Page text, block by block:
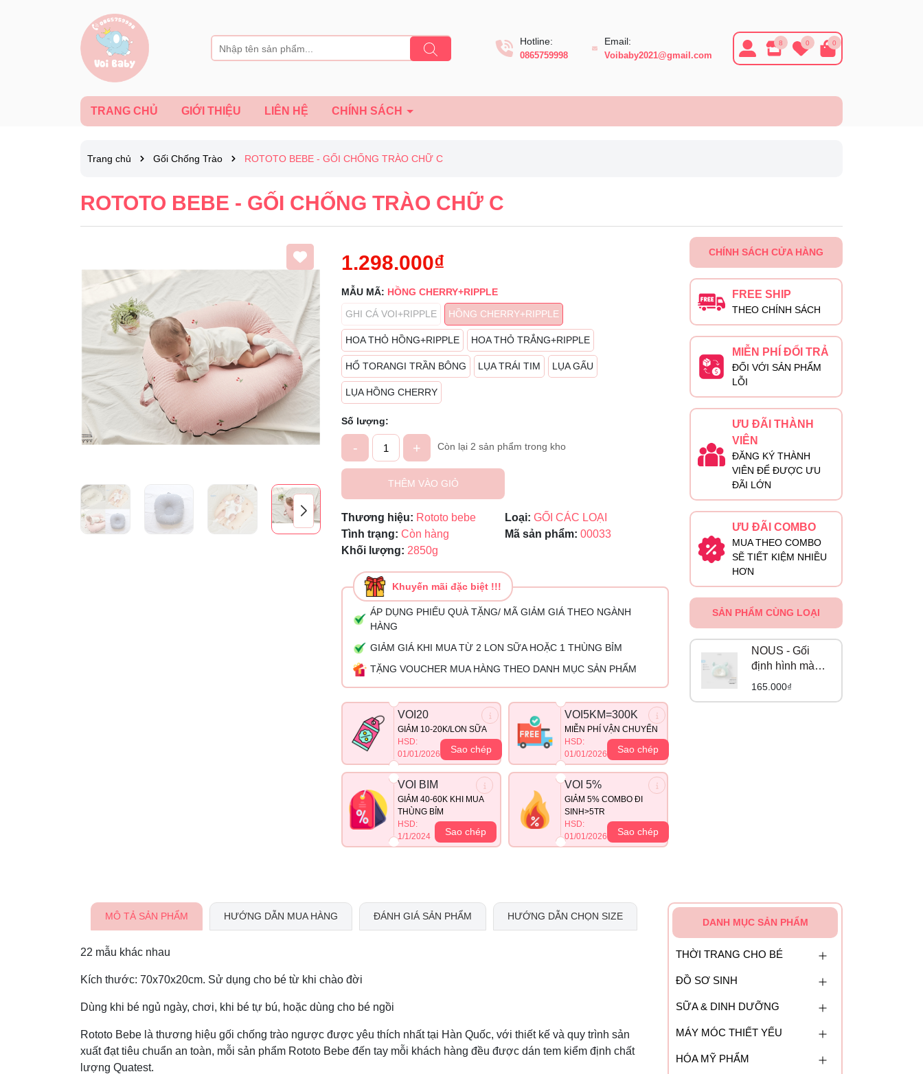
Hotline:
0865759998
Email:
Voibaby2021@gmail.com
8 0 0
TRANG CHỦ GIỚI THIỆU LIÊN HỆ CHÍNH SÁCH
Trang chủ Gối Chống Trào ROTOTO BEBE - GỐI CHỐNG TRÀO CHỮ C
ROTOTO BEBE - GỐI CHỐNG TRÀO CHỮ C
1.298.000₫
MẪU MÃ: HỒNG CHERRY+RIPPLE
GHI CÁ VOI+RIPPLE
HỒNG CHERRY+RIPPLE
HOA THỎ HỒNG+RIPPLE HOA THỎ TRẮNG+RIPPLE
HỔ TORANGI TRẦN BÔNG LỤA TRÁI TIM LỤA GẤU
LỤA HỒNG CHERRY
Số lượng:
- + Còn lại 2 sản phẩm trong kho
THÊM VÀO GIỎ
Thương hiệu: Rototo bebe Loại: GỐI CÁC LOẠI
Tình trạng: Còn hàng Mã sản phẩm: 00033
Khối lượng: 2850g
Khuyến mãi đặc biệt !!!
ÁP DỤNG PHIẾU QUÀ TẶNG/ MÃ GIẢM GIÁ THEO NGÀNH
HÀNG
GIẢM GIÁ KHI MUA TỪ 2 LON SỮA HOẶC 1 THÙNG BỈM
TẶNG VOUCHER MUA HÀNG THEO DANH MỤC SẢN PHẨM
VOI20
GIẢM 10-20K/LON SỮA
HSD:
01/01/2026
Sao chép
VOI5KM=300K
MIỄN PHÍ VẬN CHUYỂN
HSD:
01/01/2026
Sao chép
VOI BIM
GIẢM 40-60K KHI MUA
THÙNG BỈM
HSD:
1/1/2024
Sao chép
VOI 5%
GIẢM 5% COMBO ĐI
SINH>5TR
HSD:
01/01/2026
Sao chép
Mã giảm giá:
Ngày hết hạn:
Điều kiện:
CHÍNH SÁCH CỬA HÀNG
FREE SHIP
THEO CHÍNH SÁCH
MIỄN PHÍ ĐỔI TRẢ
ĐỐI VỚI SẢN PHẨM
LỖI
ƯU ĐÃI THÀNH
VIÊN
ĐĂNG KÝ THÀNH
VIÊN ĐỂ ĐƯỢC ƯU
ĐÃI LỚN
ƯU ĐÃI COMBO
MUA THEO COMBO
SẼ TIẾT KIỆM NHIỀU
HƠN
SẢN PHẨM CÙNG LOẠI
NOUS - Gối
định hình màu
be phối xanh
165.000₫
MÔ TẢ SẢN PHẨM HƯỚNG DẪN MUA HÀNG ĐÁNH GIÁ SẢN PHẨM HƯỚNG DẪN CHỌN SIZE
22 mẫu khác nhau
Kích thước: 70x70x20cm. Sử dụng cho bé từ khi chào đời
Dùng khi bé ngủ ngày, chơi, khi bé tự bú, hoặc dùng cho bé ngồi
Rototo Bebe là thương hiệu gối chống trào ngược được yêu thích nhất tại Hàn Quốc, với thiết kế và quy trình sản
xuất đạt tiêu chuẩn an toàn, mỗi sản phẩm Rototo Bebe đến tay mỗi khách hàng đều được dán tem kiểm định chất
lượng Quatest.
DANH MỤC SẢN PHẨM
THỜI TRANG CHO BÉ
ĐỒ SƠ SINH
SỮA & DINH DƯỠNG
MÁY MÓC THIẾT YẾU
HÓA MỸ PHẨM